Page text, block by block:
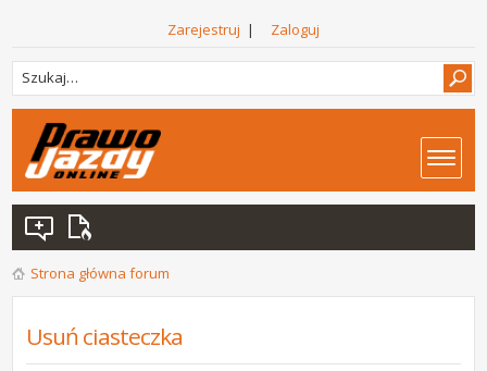
Zarejestruj | Zaloguj
Strona główna forum
Usuń ciasteczka